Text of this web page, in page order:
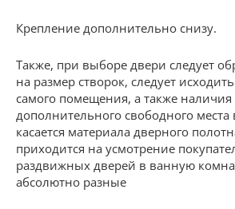
Крепление дополнительно снизу.
Также, при выборе двери следует
на размер створок, следует
самого помещения, а также
дополнительного свободного места
касается материала дверного
приходится на усмотрение
раздвижных дверей в ванную
абсолютно разные